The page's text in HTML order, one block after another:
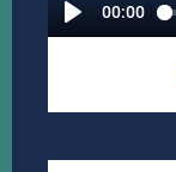
00:00